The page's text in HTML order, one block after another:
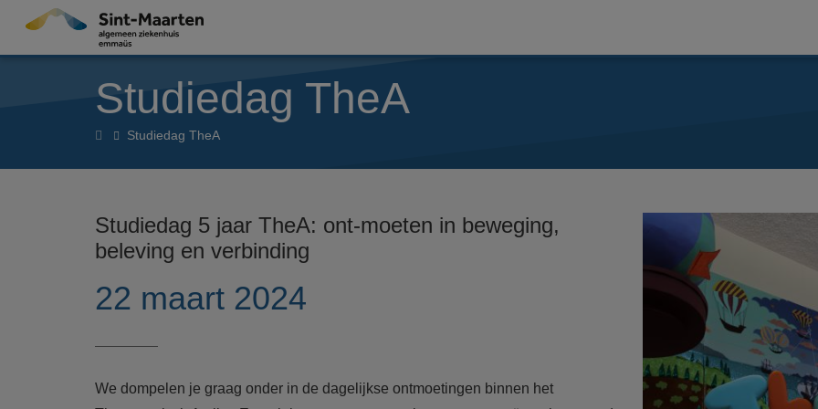
Overslaan en naar de inhoud gaan
Studiedag TheA
HomeStudiedag TheA
Studiedag 5 jaar TheA: ont-moeten in beweging,
beleving en verbinding
22 maart 2024
We dompelen je graag onder in de dagelijkse ontmoetingen binnen het